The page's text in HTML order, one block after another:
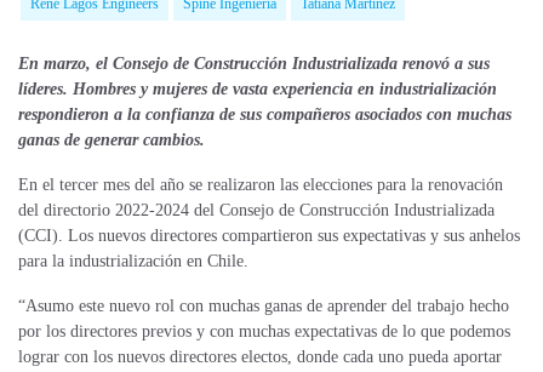
René Lagos Engineers Spine Ingeniería Tatiana Martínez
En marzo, el Consejo de Construcción Industrializada renovó a sus
líderes. Hombres y mujeres de vasta experiencia en industrialización
respondieron a la confianza de sus compañeros asociados con muchas
ganas de generar cambios.
En el tercer mes del año se realizaron las elecciones para la renovación
del directorio 2022-2024 del Consejo de Construcción Industrializada
(CCI). Los nuevos directores compartieron sus expectativas y sus anhelos
para la industrialización en Chile.
“Asumo este nuevo rol con muchas ganas de aprender del trabajo hecho
por los directores previos y con muchas expectativas de lo que podemos
lograr con los nuevos directores electos, donde cada uno pueda aportar